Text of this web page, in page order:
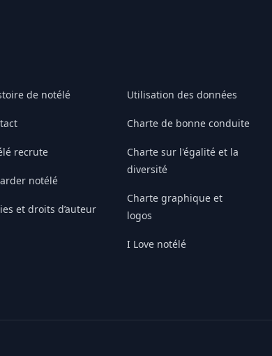
de notélé
recrute
notélé
et droits d’auteur
Utilisation des données
Charte de bonne conduite
Charte sur l'égalité et la
diversité
Charte graphique et
logos
I Love notélé